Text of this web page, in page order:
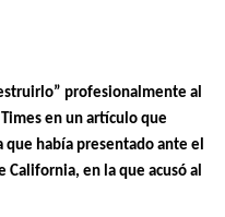
profesionalmente al
en un artículo que
había presentado ante el
California, en la que acusó al